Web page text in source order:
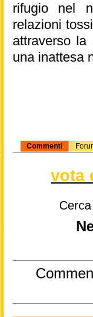
rifugio nel
relazioni
attraverso la
una inattesa
Commenti
vota